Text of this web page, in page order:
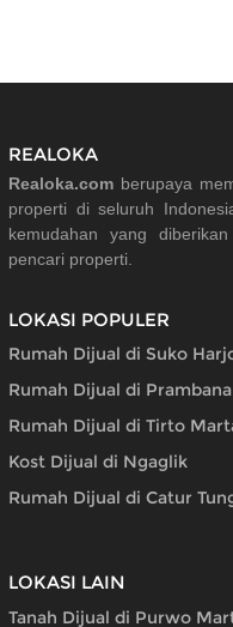
REALOKA
Realoka.com berupaya
properti di seluruh
kemudahan yang
pencari properti.
LOKASI POPULER
Rumah Dijual di Suko
Rumah Dijual di
Rumah Dijual di Tirto
Kost Dijual di Ngaglik
Rumah Dijual di Catur
LOKASI LAIN
Tanah Dijual di Purwo